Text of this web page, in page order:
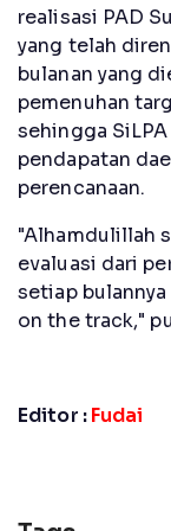
realisasi PAD
yang telah
bulanan yang
pemenuhan
sehingga
pendapatan
perencanaan.
"Alhamdulillah
evaluasi dari
setiap
on the track,"
Editor :Fudai